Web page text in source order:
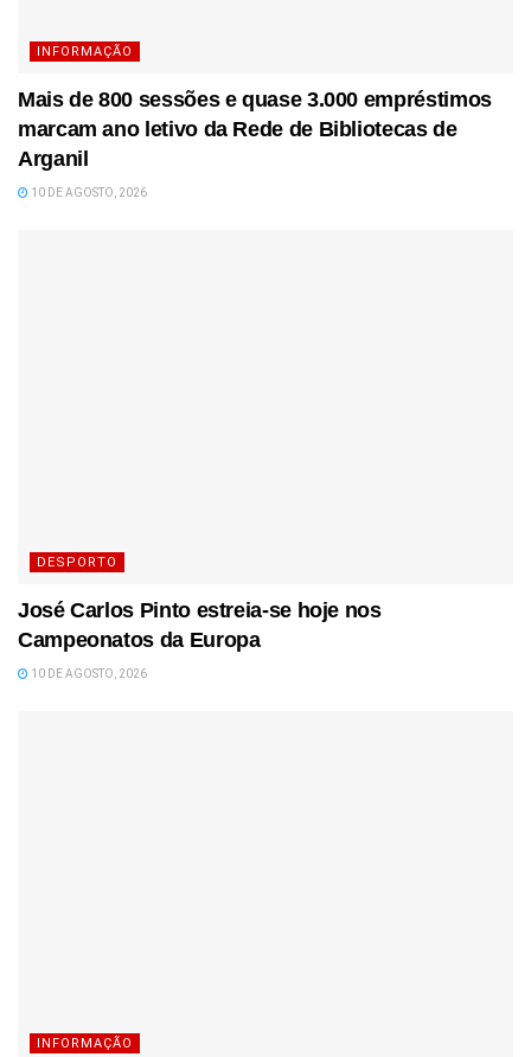
INFORMAÇÃO
Mais de 800 sessões e quase 3.000 empréstimos
marcam ano letivo da Rede de Bibliotecas de
Arganil
10 DE AGOSTO, 2026
DESPORTO
José Carlos Pinto estreia-se hoje nos
Campeonatos da Europa
10 DE AGOSTO, 2026
INFORMAÇÃO